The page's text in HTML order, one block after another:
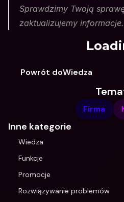
Sprawdzimy Twoją
zaktualizujemy informacje.
Powrót doWiedza
Firma
Inne kategorie
Wiedza
Funkcje
Promocje
Rozwiązywanie problemów